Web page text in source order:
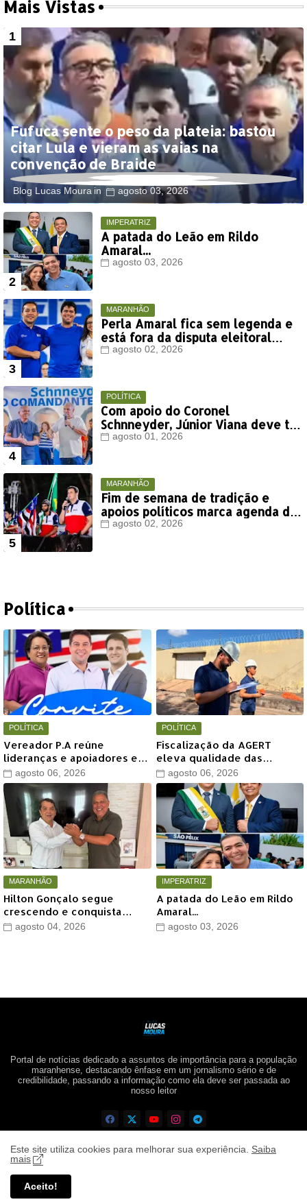
Mais Vistas
Fufuca sente o peso da plateia: bastou
citar Lula e vieram as vaias na
convenção de Braide
Blog Lucas Moura agosto 03, 2026
IMPERATRIZ
A patada do Leão em Rildo
Amaral...
agosto 03, 2026
MARANHÃO
Perla Amaral fica sem legenda e
está fora da disputa eleitoral
deste ano
agosto 02, 2026
POLÍTICA
Com apoio do Coronel
Schnneyder, Júnior Viana deve ter
votação expressiva em Timon
agosto 01, 2026
MARANHÃO
Fim de semana de tradição e
apoios políticos marca agenda de
Orleans Brandão em Colinas
agosto 02, 2026
Política
POLÍTICA
Vereador P.A reúne
lideranças e apoiadores em
grande encontro político
neste sábado em Timon
agosto 06, 2026
POLÍTICA
Fiscalização da AGERT
eleva qualidade das
recomposições asfálticas
realizadas pela Águas de
Timon
agosto 06, 2026
MARANHÃO
Hilton Gonçalo segue
crescendo e conquista
apoio do prefeito de Lago
agosto 04, 2026
IMPERATRIZ
A patada do Leão em Rildo
Amaral...
agosto 03, 2026
Portal de notícias dedicado a assuntos de importância para a população
maranhense, destacando ênfase em um jornalismo sério e de
credibilidade, passando a informação como ela deve ser passada ao
nosso leitor
Este site utiliza cookies para melhorar sua experiência. Saiba
mais
Aceito!